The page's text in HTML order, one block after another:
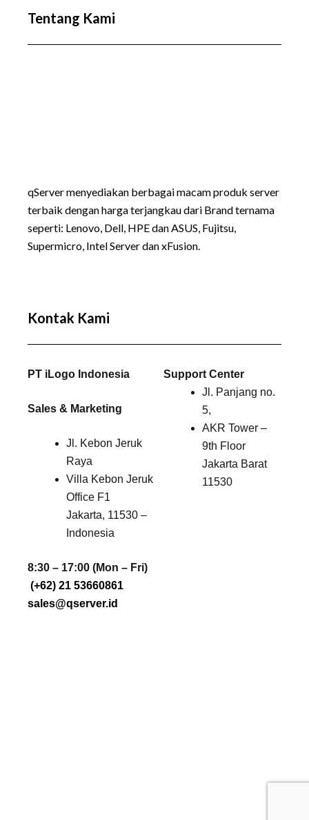
Tentang Kami
qServer menyediakan berbagai macam produk server
terbaik dengan harga terjangkau dari Brand ternama
seperti: Lenovo, Dell, HPE dan ASUS, Fujitsu,
Supermicro, Intel Server dan xFusion.
Kontak Kami
PT iLogo Indonesia
Sales & Marketing
Jl. Kebon Jeruk
Raya
Villa Kebon Jeruk
Office F1
Jakarta, 11530 –
Indonesia
8:30 – 17:00 (Mon – Fri)
(+62) 21 53660861
sales@qserver.id
Support Center
Jl. Panjang no.
5,
AKR Tower –
9th Floor
Jakarta Barat
11530